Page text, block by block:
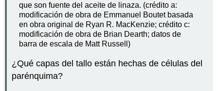
que son fuente del aceite de linaza. (crédito a:
modificación de obra de Emmanuel Boutet basada
en obra original de Ryan R. MacKenzie; crédito c:
modificación de obra de Brian Dearth; datos de
barra de escala de Matt Russell)
¿Qué capas del tallo están hechas de células del
parénquima?